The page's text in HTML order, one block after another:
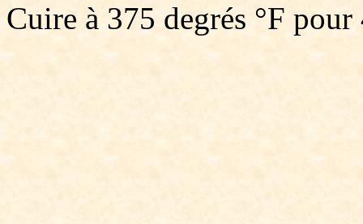
Cuire à 375 degrés °F